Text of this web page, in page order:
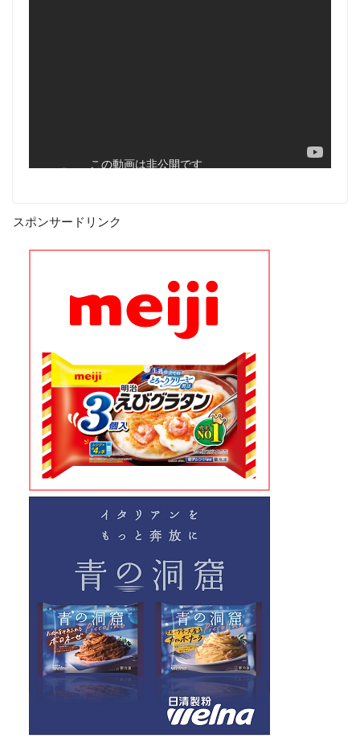
スポンサードリンク